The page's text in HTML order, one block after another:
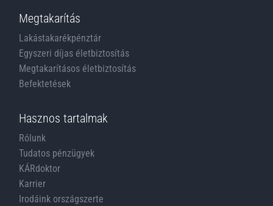
Megtakarítás
Lakástakarékpénztár
Egyszeri díjas életbiztosítás
Megtakarításos életbiztosítás
Befektetések
Hasznos tartalmak
Rólunk
Tudatos pénzügyek
KÁRdoktor
Karrier
Irodáink országszerte